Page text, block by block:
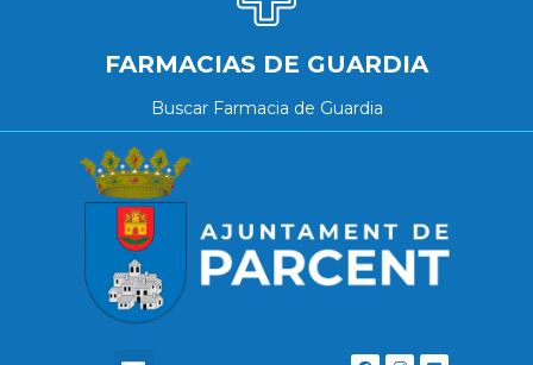
FARMACIAS DE GUARDIA
Buscar Farmacia de Guardia